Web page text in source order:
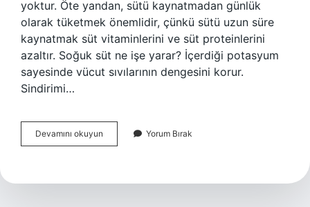
yoktur. Öte yandan, sütü kaynatmadan günlük
olarak tüketmek önemlidir, çünkü sütü uzun süre
kaynatmak süt vitaminlerini ve süt proteinlerini
azaltır. Soğuk süt ne işe yarar? İçerdiği potasyum
sayesinde vücut sıvılarının dengesini korur.
Sindirimi…
Devamını okuyun
Nasıl
Olur
Yorum Bırak